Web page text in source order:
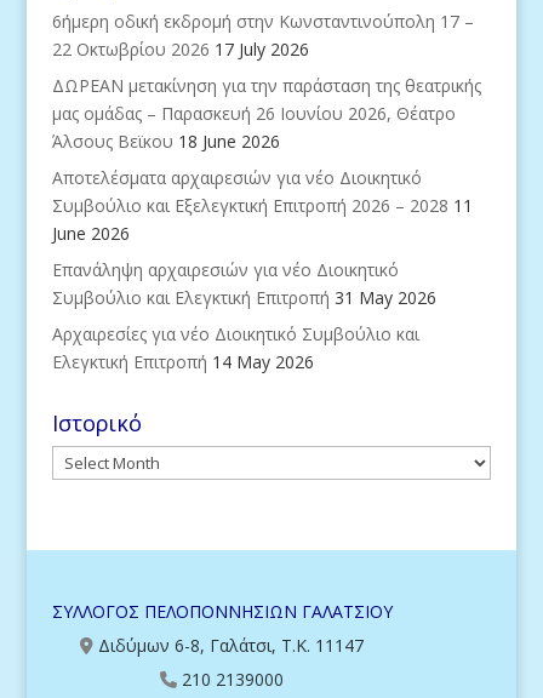
6ήμερη οδική εκδρομή στην Κωνσταντινούπολη 17 –
22 Οκτωβρίου 2026 17 July 2026
ΔΩΡΕΑΝ μετακίνηση για την παράσταση της θεατρικής
μας ομάδας – Παρασκευή 26 Ιουνίου 2026, Θέατρο
Άλσους Βεϊκου 18 June 2026
Aποτελέσματα αρχαιρεσιών για νέο Διοικητικό
Συμβούλιο και Εξελεγκτική Επιτροπή 2026 – 2028 11
June 2026
Eπανάληψη αρχαιρεσιών για νέο Διοικητικό
Συμβούλιο και Ελεγκτική Επιτροπή 31 May 2026
Αρχαιρεσίες για νέο Διοικητικό Συμβούλιο και
Ελεγκτική Επιτροπή 14 May 2026
Ιστορικό
Ιστορικό
ΣΥΛΛΟΓΟΣ ΠΕΛΟΠΟΝΝΗΣΙΩΝ ΓΑΛΑΤΣΙΟΥ
Διδύμων 6-8, Γαλάτσι, Τ.Κ. 11147
210 2139000